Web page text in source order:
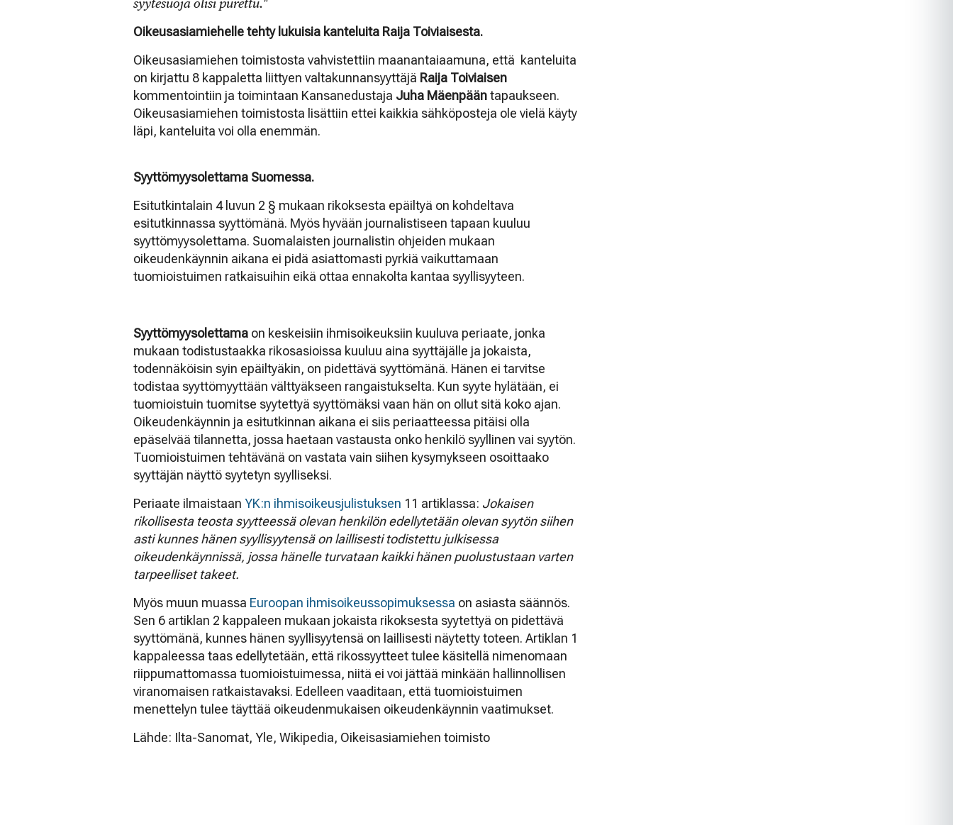
syytesuoja olisi purettu."
Oikeusasiamiehelle tehty lukuisia kanteluita Raija Toiviaisesta.
Oikeusasiamiehen toimistosta vahvistettiin maanantaiaamuna, että kanteluita
on kirjattu 8 kappaletta liittyen valtakunnansyyttäjä Raija Toiviaisen
kommentointiin ja toimintaan Kansanedustaja Juha Mäenpääntapaukseen.
Oikeusasiamiehen toimistosta lisättiin ettei kaikkia sähköposteja ole vielä käyty
läpi, kanteluita voi olla enemmän.
Syyttömyysolettama Suomessa.
Esitutkintalain 4 luvun 2 § mukaan rikoksesta epäiltyä on kohdeltava
esitutkinnassa syyttömänä. Myös hyvään journalistiseen tapaan kuuluu
syyttömyysolettama. Suomalaisten journalistin ohjeiden mukaan
oikeudenkäynnin aikana ei pidä asiattomasti pyrkiä vaikuttamaan
tuomioistuimen ratkaisuihin eikä ottaa ennakolta kantaa syyllisyyteen.
Syyttömyysolettama on keskeisiin ihmisoikeuksiin kuuluva periaate, jonka
mukaan todistustaakka rikosasioissa kuuluu aina syyttäjälle ja jokaista,
todennäköisin syin epäiltyäkin, on pidettävä syyttömänä. Hänen ei tarvitse
todistaa syyttömyyttään välttyäkseen rangaistukselta. Kun syyte hylätään, ei
tuomioistuin tuomitse syytettyä syyttömäksi vaan hän on ollut sitä koko ajan.
Oikeudenkäynnin ja esitutkinnan aikana ei siis periaatteessa pitäisi olla
epäselvää tilannetta, jossa haetaan vastausta onko henkilö syyllinen vai syytön.
Tuomioistuimen tehtävänä on vastata vain siihen kysymykseen osoittaako
syyttäjän näyttö syytetyn syylliseksi.
Periaate ilmaistaanYK:n ihmisoikeusjulistuksen 11 artiklassa: Jokaisen
rikollisesta teosta syytteessä olevan henkilön edellytetään olevan syytön siihen
asti kunnes hänen syyllisyytensä on laillisesti todistettu julkisessa
oikeudenkäynnissä, jossa hänelle turvataan kaikki hänen puolustustaan varten
tarpeelliset takeet.
Myös muun muassa Euroopan ihmisoikeussopimuksessa on asiasta säännös.
Sen 6 artiklan 2 kappaleen mukaan jokaista rikoksesta syytettyä on pidettävä
syyttömänä, kunnes hänen syyllisyytensä on laillisesti näytetty toteen. Artiklan 1
kappaleessa taas edellytetään, että rikossyytteet tulee käsitellä nimenomaan
riippumattomassa tuomioistuimessa, niitä ei voi jättää minkään hallinnollisen
viranomaisen ratkaistavaksi. Edelleen vaaditaan, että tuomioistuimen
menettelyn tulee täyttää oikeudenmukaisen oikeudenkäynnin vaatimukset.
Lähde: Ilta-Sanomat, Yle, Wikipedia, Oikeisasiamiehen toimisto